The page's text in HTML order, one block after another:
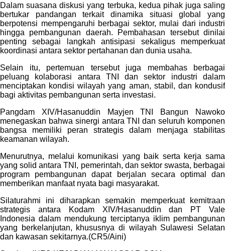
Dalam suasana diskusi yang terbuka, kedua pihak juga saling
bertukar pandangan terkait dinamika situasi global yang
berpotensi mempengaruhi berbagai sektor, mulai dari industri
hingga pembangunan daerah. Pembahasan tersebut dinilai
penting sebagai langkah antisipasi sekaligus memperkuat
koordinasi antara sektor pertahanan dan dunia usaha.
Selain itu, pertemuan tersebut juga membahas berbagai
peluang kolaborasi antara TNI dan sektor industri dalam
menciptakan kondisi wilayah yang aman, stabil, dan kondusif
bagi aktivitas pembangunan serta investasi.
Pangdam XIV/Hasanuddin Mayjen TNI Bangun Nawoko
menegaskan bahwa sinergi antara TNI dan seluruh komponen
bangsa memiliki peran strategis dalam menjaga stabilitas
keamanan wilayah.
Menurutnya, melalui komunikasi yang baik serta kerja sama
yang solid antara TNI, pemerintah, dan sektor swasta, berbagai
program pembangunan dapat berjalan secara optimal dan
memberikan manfaat nyata bagi masyarakat.
Silaturahmi ini diharapkan semakin memperkuat kemitraan
strategis antara Kodam XIV/Hasanuddin dan PT Vale
Indonesia dalam mendukung terciptanya iklim pembangunan
yang berkelanjutan, khususnya di wilayah Sulawesi Selatan
dan kawasan sekitarnya.(CR5/Aini)